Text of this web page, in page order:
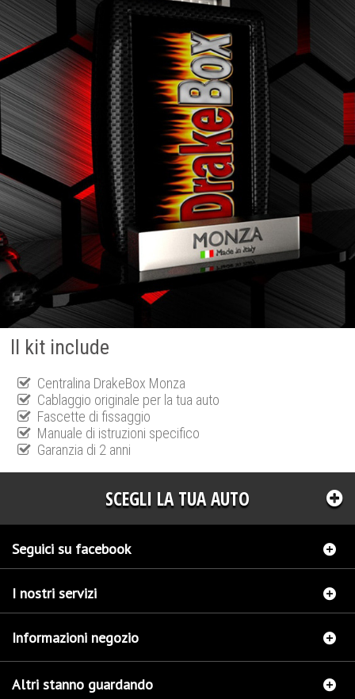
Il kit include
Centralina DrakeBox Monza
Cablaggio originale per la tua auto
Fascette di fissaggio
Manuale di istruzioni specifico
Garanzia di 2 anni
SCEGLI LA TUA AUTO
Seguici su facebook
I nostri servizi
Informazioni negozio
Altri stanno guardando